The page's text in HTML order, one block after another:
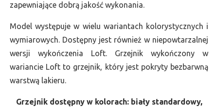
zapewniające dobrą jakość wykonania.
Model występuje w wielu wariantach kolorystycznych i
wymiarowych. Dostępny jest również w niepowtarzalnej
wersji wykończenia Loft. Grzejnik wykończony w
wariancie Loft to grzejnik, który jest pokryty bezbarwną
warstwą lakieru.
Grzejnik dostępny w kolorach: biały standardowy,